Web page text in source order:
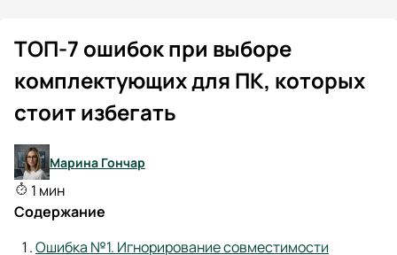
ТОП-7 ошибок при выборе
комплектующих для ПК, которых
стоит избегать
Марина Гончар
1 мин
Содержание
Ошибка №1. Игнорирование совместимости